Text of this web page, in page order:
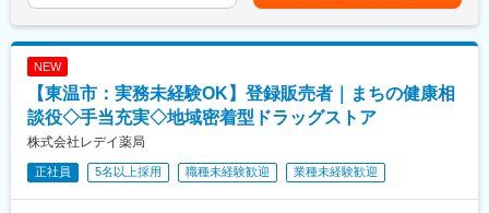
■安定した経営基盤のもと、長期的なキャリア形成が可能：
ツルハグループの一員として安定した基盤があり、腰を据えてキ
■労働組合があるので、安心して長く働ける仕組みがある：
職場での困りごとや意見を、労働組合を通じて会社に届けること
ができ、声を上げやすい環境があります。
＜数字で見るレデイ薬局＞
・男女比＝5：5
・売上・数値管理の補助
・スタッフのサポート業務
☆経験や適性に応じて、将来的にはスタッフの育成、
だく可能性があります。
＼仕事のやりがい／
レデイ薬局は、地域に密着したドラッグストアとして、
「健康相談ができる身近な存在」を目指しています。
◎日々の接客を通じてお客様から直接「ありがとう」をもらえる
NEW
【東温市：実務未経験OK】登録販売者｜まちの健康相
談役◇手当充実◇地域密着型ドラッグストア
株式会社レデイ薬局
正社員 5名以上採用 職種未経験歓迎 業種未経験歓迎